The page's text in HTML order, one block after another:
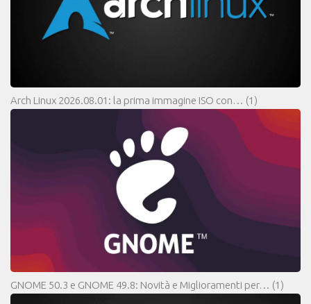
Arch Linux 2026.08.01: la prima immagine ISO con… (1)
GNOME 50.3 e GNOME 49.8: Novità e Miglioramenti per… (1)